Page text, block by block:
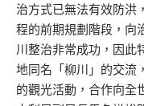
治方式已無法有效防洪
程的前期規劃階段，向
川整治非常成功，因此
地同名「柳川」的交流
的觀光活動，合作向全